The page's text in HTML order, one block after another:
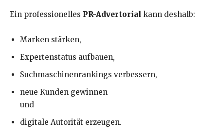
Ein professionelles PR-Advertorial kann deshalb:
Marken stärken,
Expertenstatus aufbauen,
Suchmaschinenrankings verbessern,
neue Kunden gewinnen
und
digitale Autorität erzeugen.